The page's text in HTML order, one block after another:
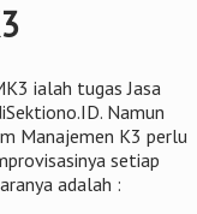
ialah tugas Jasa
Namun
Manajemen K3 perlu
setiap
adalah :